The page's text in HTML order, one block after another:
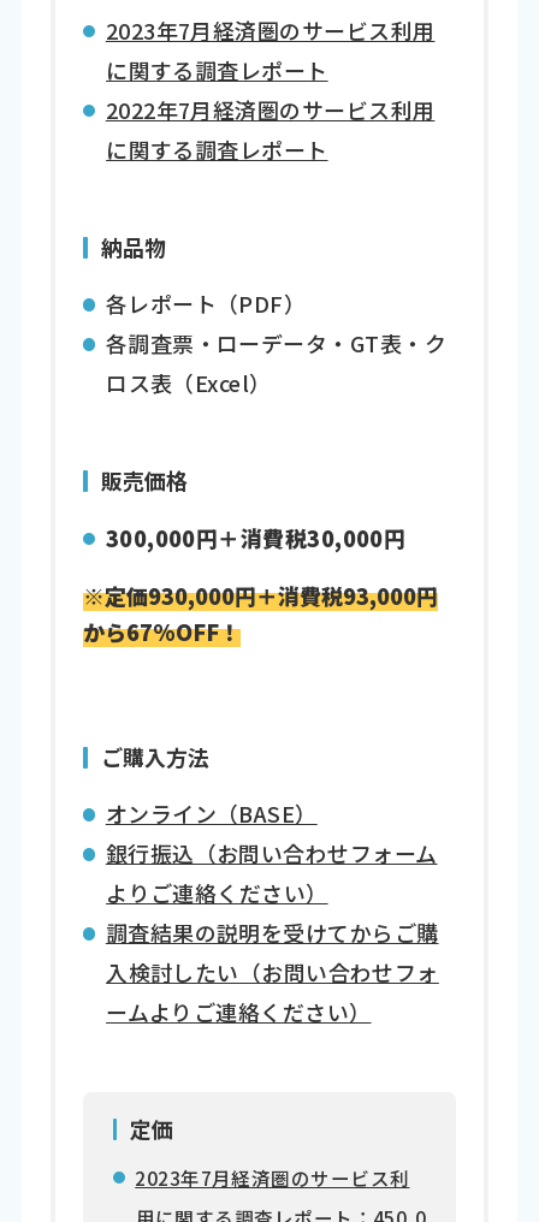
2023年7月経済圏のサービス利用
に関する調査レポート
2022年7月経済圏のサービス利用
に関する調査レポート
納品物
各レポート（PDF）
各調査票・ローデータ・GT表・ク
ロス表（Excel）
販売価格
300,000円＋消費税30,000円
※定価930,000円＋消費税93,000円
から67%OFF！
ご購入方法
オンライン（BASE）
銀行振込（お問い合わせフォーム
よりご連絡ください）
調査結果の説明を受けてからご購
入検討したい（お問い合わせフォ
ームよりご連絡ください）
定価
2023年7月経済圏のサービス利